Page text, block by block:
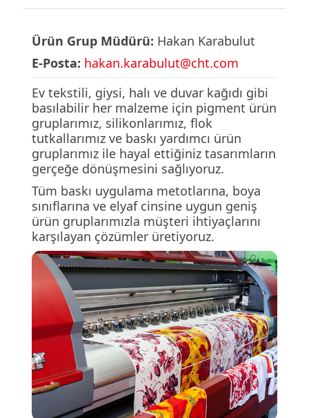
Ürün Grup Müdürü: Hakan Karabulut
E-Posta: hakan.karabulut@cht.com
Ev tekstili, giysi, halı ve duvar kağıdı gibi
basılabilir her malzeme için pigment ürün
gruplarımız, silikonlarımız, flok
tutkallarımız ve baskı yardımcı ürün
gruplarımız ile hayal ettiğiniz tasarımların
gerçeğe dönüşmesini sağlıyoruz.
Tüm baskı uygulama metotlarına, boya
sınıflarına ve elyaf cinsine uygun geniş
ürün gruplarımızla müşteri ihtiyaçlarını
karşılayan çözümler üretiyoruz.